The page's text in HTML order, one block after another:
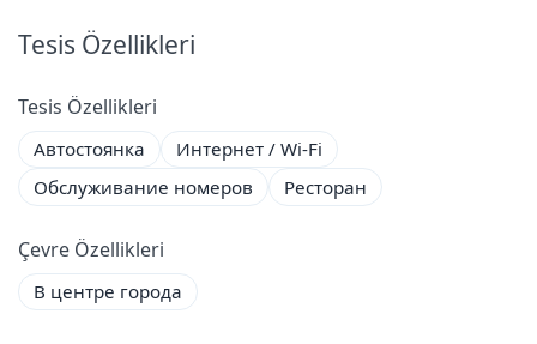
Tesis Özellikleri
Tesis Özellikleri
Автостоянка
Интернет / Wi-Fi
Обслуживание номеров
Ресторан
Çevre Özellikleri
В центре города